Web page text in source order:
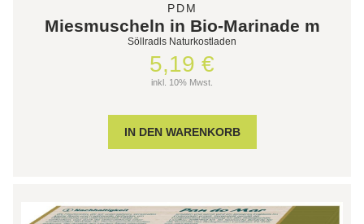
PDM
Miesmuscheln in Bio-Marinade m
Söllradls Naturkostladen
5,19 €
inkl. 10% Mwst.